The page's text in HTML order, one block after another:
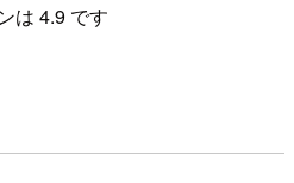
は 4.9 です